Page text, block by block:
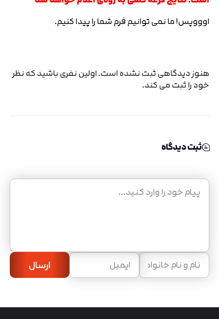
اوووپس! ما نمی توانیم فرم شما را پیدا کنیم.
هنوز دیدگاهی ثبت نشده است. اولین نفری باشید که نظر
خود را ثبت می کند.
ثبت دیدگاه
ارسال
اصلاح شماره
دریافت مجدد کد:00:59
متوجه شدم